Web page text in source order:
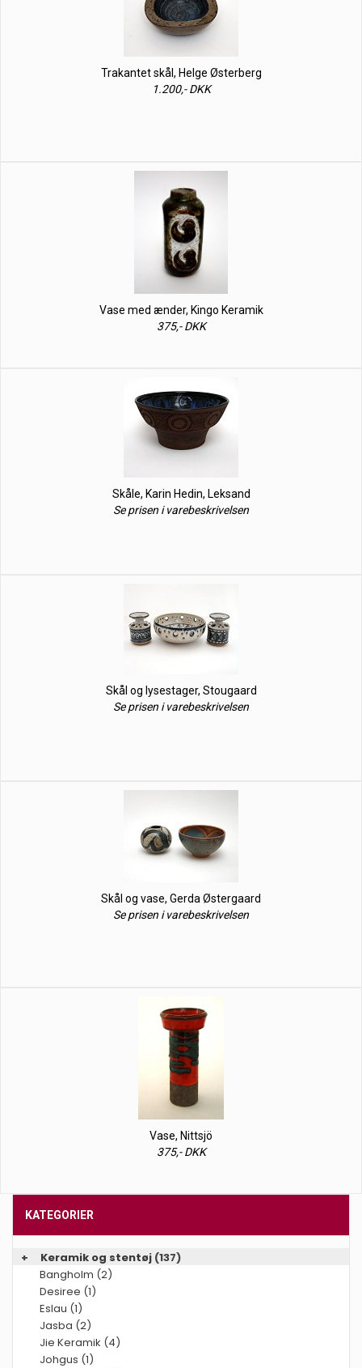
Trakantet skål, Helge Østerberg
1.200,- DKK
Vase med ænder, Kingo Keramik
375,- DKK
Skåle, Karin Hedin, Leksand
Se prisen i varebeskrivelsen
Skål og lysestager, Stougaard
Se prisen i varebeskrivelsen
Skål og vase, Gerda Østergaard
Se prisen i varebeskrivelsen
Vase, Nittsjö
375,- DKK
KATEGORIER
+ Keramik og stentøj (137)
Bangholm (2)
Desiree (1)
Eslau (1)
Jasba (2)
Jie Keramik (4)
Johgus (1)